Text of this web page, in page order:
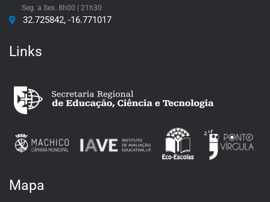
Seg. a Sex. 8h00 | 21h30
32.725842, -16.771017
Links
Mapa